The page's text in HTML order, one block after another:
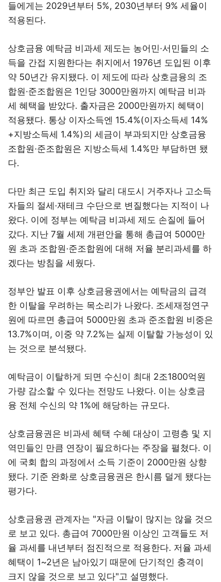
들에게는 2029년부터 5%, 2030년부터 9% 세율이
적용된다.
상호금융 예탁금 비과세 제도는 농어민·서민들의 소
득을 간접 지원한다는 취지에서 1976년 도입된 이후
약 50년간 유지됐다. 이 제도에 따라 상호금융의 조
합원·준조합원은 1인당 3000만원까지 예탁금 비과
세 혜택을 받았다. 출자금은 2000만원까지 혜택이
적용됐다. 통상 이자소득엔 15.4%(이자소득세 14%
+지방소득세 1.4%)의 세금이 부과되지만 상호금융
조합원·준조합원은 지방소득세 1.4%만 부담하면 됐
다.
다만 최근 도입 취지와 달리 대도시 거주자나 고소득
자들의 절세·재테크 수단으로 변질했다는 지적이 나
왔다. 이에 정부는 예탁금 비과세 제도 손질에 들어
갔다. 지난 7월 세제 개편안을 통해 총급여 5000만
원 초과 조합원·준조합원에 대해 저율 분리과세를 하
겠다는 방침을 세웠다.
정부안 발표 이후 상호금융권에서는 예탁금의 급격
한 이탈을 우려하는 목소리가 나왔다. 조세재정연구
원에 따르면 총급여 5000만원 초과 준조합원 비중은
13.7%이며, 이중 약 7.2%는 실제 이탈할 가능성이 있
는 것으로 분석됐다.
예탁금이 이탈하게 되면 수신이 최대 2조1800억원
가량 감소할 수 있다는 전망도 나왔다. 이는 상호금
융 전체 수신의 약 1%에 해당하는 규모다.
상호금융권은 비과세 혜택 수혜 대상이 고령층 및 지
역민들인 만큼 연장이 필요하다는 주장을 펼쳤다. 이
에 국회 합의 과정에서 소득 기준이 2000만원 상향
됐다. 기준 완화로 상호금융권은 한시름 덜게 됐다는
평가다.
상호금융권 관계자는 "자금 이탈이 많지는 않을 것으
로 보고 있다. 총급여 7000만원 이상인 고객들도 저
율 과세를 내년부터 점진적으로 적용한다. 저율 과세
혜택이 1~2년은 남아있기 때문에 단기적인 충격이
크지 않을 것으로 보고 있다"고 설명했다.